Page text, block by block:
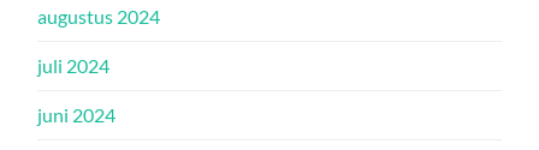
augustus 2024
juli 2024
juni 2024